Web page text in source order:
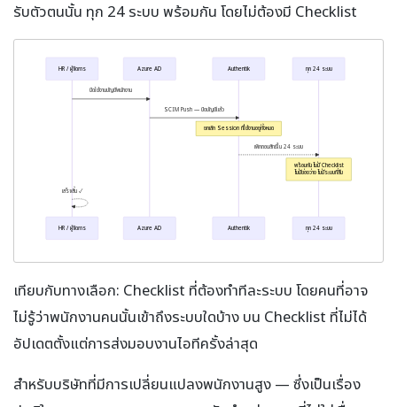
รับตัวตนนั้น ทุก 24 ระบบ พร้อมกัน โดยไม่ต้องมี Checklist
HR / ผู้จัดการ Azure AD Authentik ทุก 24 ระบบ
ยกเลิก Session ที่ใช้งานอยู่ทั้งหมด
พร้อมกัน ไม่มี Checklist
ไม่มีช่องว่าง ไม่มีระบบที่ลืม
ปิดใช้งานบัญชีพนักงาน
SCIM Push — ปิดบัญชีแล้ว
เพิกถอนสิทธิ์ใน 24 ระบบ
เสร็จสิ้น ✓
HR / ผู้จัดการ Azure AD Authentik ทุก 24 ระบบ
เทียบกับทางเลือก: Checklist ที่ต้องทำทีละระบบ โดยคนที่อาจ
ไม่รู้ว่าพนักงานคนนั้นเข้าถึงระบบใดบ้าง บน Checklist ที่ไม่ได้
อัปเดตตั้งแต่การส่งมอบงานไอทีครั้งล่าสุด
สำหรับบริษัทที่มีการเปลี่ยนแปลงพนักงานสูง — ซึ่งเป็นเรื่อง